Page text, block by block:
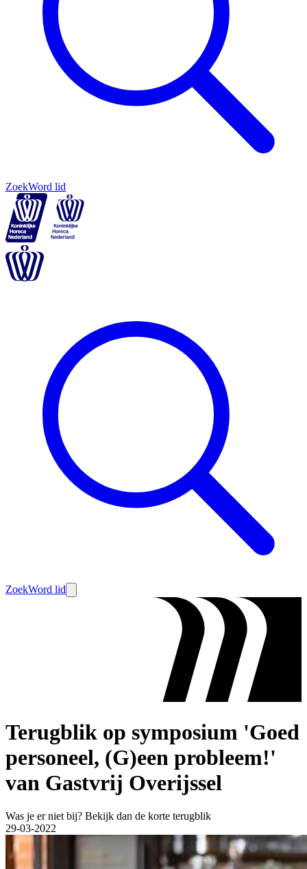
ZoekWord lid
ZoekWord lid
Terugblik op symposium 'Goed
personeel, (G)een probleem!'
van Gastvrij Overijssel
Was je er niet bij? Bekijk dan de korte terugblik
29-03-2022